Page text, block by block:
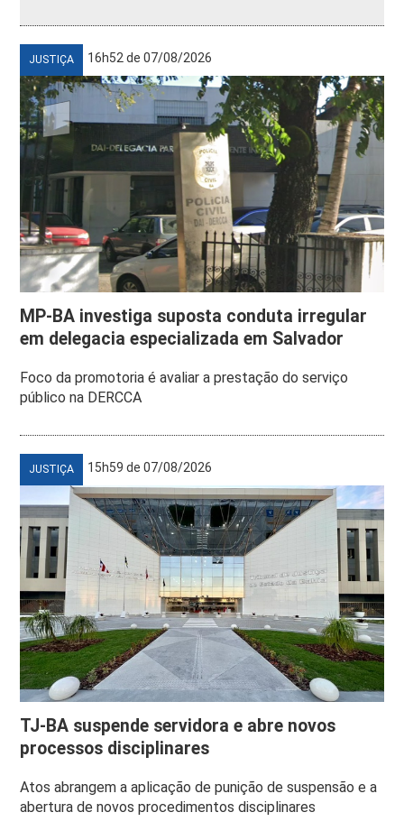
JUSTIÇA 16h52 de 07/08/2026
MP-BA investiga suposta conduta irregular
em delegacia especializada em Salvador
Foco da promotoria é avaliar a prestação do serviço
público na DERCCA
JUSTIÇA 15h59 de 07/08/2026
TJ-BA suspende servidora e abre novos
processos disciplinares
Atos abrangem a aplicação de punição de suspensão e a
abertura de novos procedimentos disciplinares